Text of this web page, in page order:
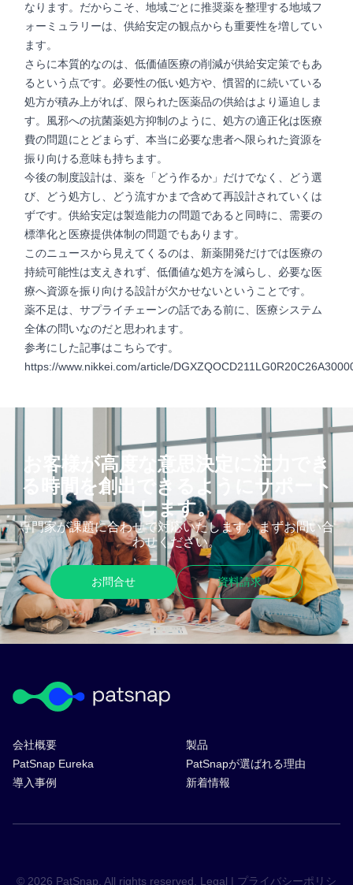
なります。だからこそ、地域ごとに推奨薬を整理する地域フ
ォーミュラリーは、供給安定の観点からも重要性を増してい
ます。
さらに本質的なのは、低価値医療の削減が供給安定策でもあ
るという点です。必要性の低い処方や、慣習的に続いている
処方が積み上がれば、限られた医薬品の供給はより逼迫しま
す。風邪への抗菌薬処方抑制のように、処方の適正化は医療
費の問題にとどまらず、本当に必要な患者へ限られた資源を
振り向ける意味も持ちます。
今後の制度設計は、薬を「どう作るか」だけでなく、どう選
び、どう処方し、どう流すかまで含めて再設計されていくは
ずです。供給安定は製造能力の問題であると同時に、需要の
標準化と医療提供体制の問題でもあります。
このニュースから見えてくるのは、新薬開発だけでは医療の
持続可能性は支えきれず、低価値な処方を減らし、必要な医
療へ資源を振り向ける設計が欠かせないということです。
薬不足は、サプライチェーンの話である前に、医療システム
全体の問いなのだと思われます。
参考にした記事はこちらです。
https://www.nikkei.com/article/
お客様が高度な意思決定に注力でき
る時間を創出できるようにサポート
します。
専門家が課題に合わせて対応いたします。まずお問い合
わせください。
お問合せ 資料請求
会社概要
製品
PatSnap Eureka
PatSnapが選ばれる理由
導入事例
新着情報
© 2026 PatSnap. All rights reserved. Legal | プライバシーポリシ